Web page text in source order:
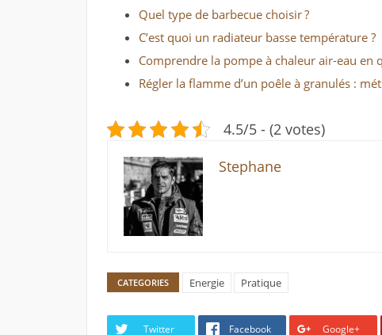
Quel type de barbecue choisir ?
C’est quoi un radiateur basse température ?
Comprendre la pompe à chaleur air-eau en
Régler la flamme d’un poêle à granulés :
4.5/5 - (2 votes)
Stephane
CATEGORIES Energie Pratique
Twitter Facebook Google+